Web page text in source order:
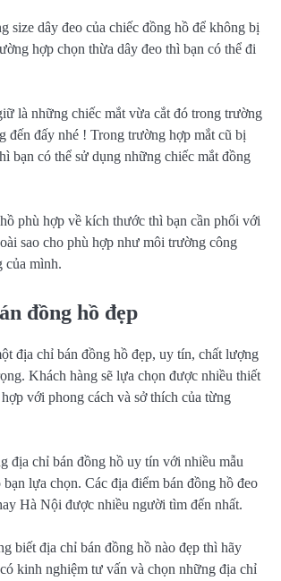
size dây đeo của chiếc đồng hồ để không bị
hợp chọn thừa dây đeo thì bạn có thể đi
là những chiếc mắt vừa cắt đó trong trường
đến đấy nhé ! Trong trường hợp mắt cũ bị
bạn có thể sử dụng những chiếc mắt đồng
phù hợp về kích thước thì bạn cần phối với
sao cho phù hợp như môi trường công
của mình.
đồng hồ đẹp
địa chỉ bán đồng hồ đẹp, uy tín, chất lượng
Khách hàng sẽ lựa chọn được nhiều thiết
với phong cách và sở thích của từng
địa chỉ bán đồng hồ uy tín với nhiều mẫu
bạn lựa chọn. Các địa điểm bán đồng hồ đeo
Hà Nội được nhiều người tìm đến nhất.
biết địa chỉ bán đồng hồ nào đẹp thì hãy
kinh nghiệm tư vấn và chọn những địa chỉ